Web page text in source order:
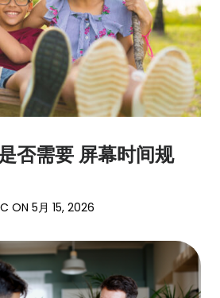
否需要 屏幕时间规
ON 5月 15, 2026